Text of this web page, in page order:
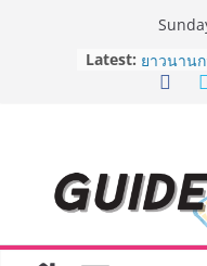
Latest: AirAsia
ยาวนาน
“BIO
ระดับผลิ
พาณิชย์อ
ปะทะ ฟิลิ